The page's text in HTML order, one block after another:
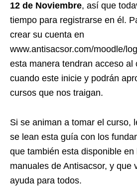
12 de Noviembre, así que
tiempo para registrarse en él.
crear su cuenta en
www.antisacsor.com/moodle/
esta manera tendran acceso al
cuando este inicie y podrán
cursos que nos traigan.
Si se animan a tomar el curso,
se lean esta guía con los
que también esta disponible en
manuales de Antisacsor, y que
ayuda para todos.